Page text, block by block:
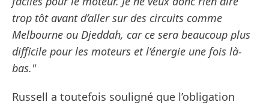
trop tôt avant d’aller sur des circuits comme
Melbourne ou Djeddah, car ce sera beaucoup plus
difficile pour les moteurs et l’énergie une fois là-
bas."
Russell a toutefois souligné que l’obligation